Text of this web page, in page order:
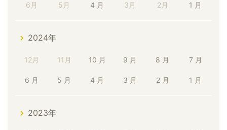
6月 5月 4 月 3月 2月 1 月
2024年
12月 11月 10 月 9 月 8 月 7 月
6 月 5 月 4 月 3 月 2 月 1 月
2023年